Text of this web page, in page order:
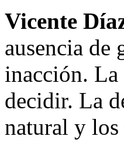
Vicente
ausencia de
inacción.
decidir. La
natural y los